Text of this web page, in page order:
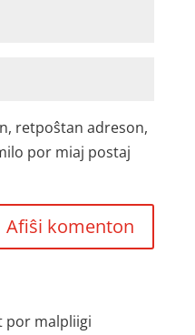
retpoŝtan adreson,
por miaj postaj
por malpliigi